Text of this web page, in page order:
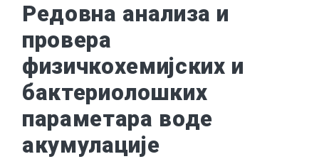
Редовна анализа и
провера
физичкохемијских и
бактериолошких
параметара воде
акумулације